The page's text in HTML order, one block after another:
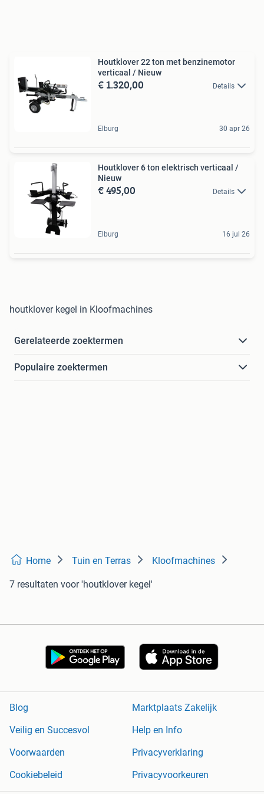
Houtklover 22 ton met benzinemotor
verticaal / Nieuw
€ 1.320,00 Details
Elburg 30 apr 26
Houtklover 6 ton elektrisch verticaal /
Nieuw
€ 495,00 Details
Elburg 16 jul 26
houtklover kegel in Kloofmachines
Gerelateerde zoektermen
Populaire zoektermen
Home Tuin en Terras Kloofmachines
7 resultaten voor 'houtklover kegel'
Blog
Marktplaats Zakelijk
Veilig en Succesvol
Help en Info
Voorwaarden
Privacyverklaring
Cookiebeleid
Privacyvoorkeuren